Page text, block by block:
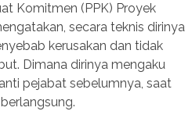
Komitmen (PPK) Proyek
secara teknis dirinya
kerusakan dan tidak
Dimana dirinya mengaku
pejabat sebelumnya, saat